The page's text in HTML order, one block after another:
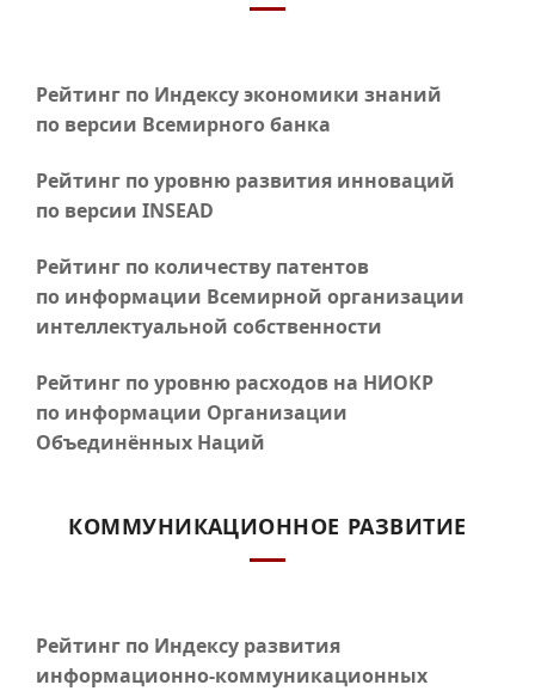
Рейтинг по Индексу экономики знаний
по версии Всемирного банка
Рейтинг по уровню развития инноваций
по версии INSEAD
Рейтинг по количеству патентов
по информации Всемирной организации
интеллектуальной собственности
Рейтинг по уровню расходов на НИОКР
по информации Организации
Объединённых Наций
КОММУНИКАЦИОННОЕ РАЗВИТИЕ
Рейтинг по Индексу развития
информационно-коммуникационных